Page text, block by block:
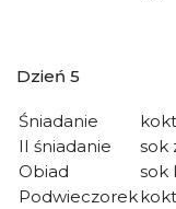
Dzień 5
Śniadanie
II śniadanie
sok
Obiad
sok
Podwieczorek